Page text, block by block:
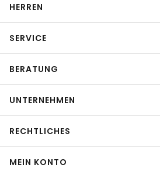
HERREN
SERVICE
BERATUNG
UNTERNEHMEN
RECHTLICHES
MEIN KONTO